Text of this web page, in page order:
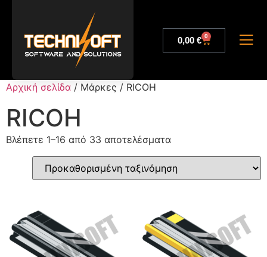
0,00 € 0
Αρχική σελίδα / Μάρκες / RICOH
RICOH
Βλέπετε 1–16 από 33 αποτελέσματα